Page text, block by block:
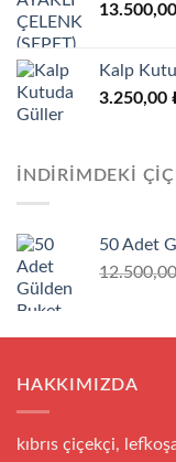
13.500,00
Kalp
3.250,00
İNDIRIMDEKI
50 Adet
HAKKIMIZDA
kıbrıs çiçekçi,